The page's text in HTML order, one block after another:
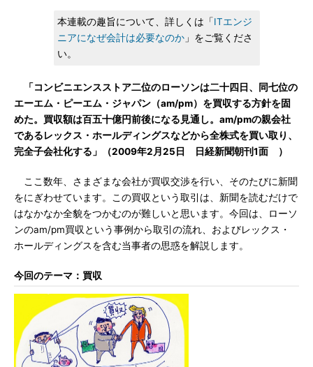
本連載の趣旨について、詳しくは「ITエンジ
ニアになぜ会計は必要なのか」をご覧くださ
い。
「コンビニエンスストア二位のローソンは二十四日、同七位の
エーエム・ピーエム・ジャパン（am/pm）を買収する方針を固
めた。買収額は百五十億円前後になる見通し。am/pmの親会社
であるレックス・ホールディングスなどから全株式を買い取り、
完全子会社化する」（2009年2月25日 日経新聞朝刊1面 ）
ここ数年、さまざまな会社が買収交渉を行い、そのたびに新聞
をにぎわせています。この買収という取引は、新聞を読むだけで
はなかなか全貌をつかむのが難しいと思います。今回は、ローソ
ンのam/pm買収という事例から取引の流れ、およびレックス・
ホールディングスを含む当事者の思惑を解説します。
今回のテーマ：買収